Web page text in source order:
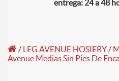
entrega: 24 a 48
/ LEG AVENUE HOSIERY/
Avenue Medias Sin Pies De